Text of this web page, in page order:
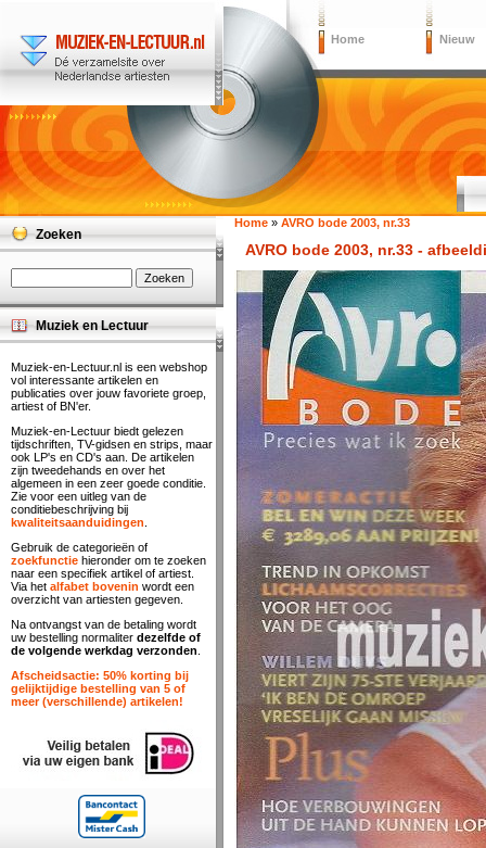
Home Nieuw
Home » AVRO bode 2003, nr.33
AVRO bode 2003, nr.33 -
Zoeken
Muziek en Lectuur
Muziek-en-Lectuur.nl is een webshop
vol interessante artikelen en
publicaties over jouw favoriete groep,
artiest of BN'er.
Muziek-en-Lectuur biedt gelezen
tijdschriften, TV-gidsen en strips, maar
ook LP's en CD's aan. De artikelen
zijn tweedehands en over het
algemeen in een zeer goede conditie.
Zie voor een uitleg van de
conditiebeschrijving bij
kwaliteitsaanduidingen
Gebruik de categorieën of
zoekfunctie hieronder om te zoeken
naar een specifiek artikel of artiest.
Via het alfabet bovenin wordt een
overzicht van artiesten gegeven.
Na ontvangst van de betaling wordt
uw bestelling normaliter dezelfde of
de volgende werkdag verzonden
Afscheidsactie: 50% korting bij
gelijktijdige bestelling van 5 of
meer (verschillende) artikelen!